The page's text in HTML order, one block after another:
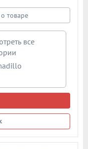
и размеры петли
товаре
все